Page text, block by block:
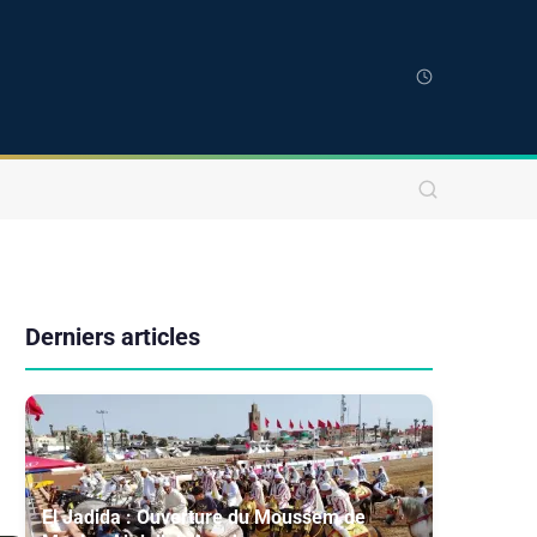
Derniers articles
El Jadida : Ouverture du Moussem de